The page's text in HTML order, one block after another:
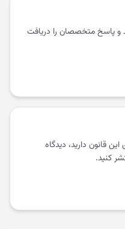
و پاسخ متخصصان را دریافت
قانون دارید، دیدگاه
کنید.